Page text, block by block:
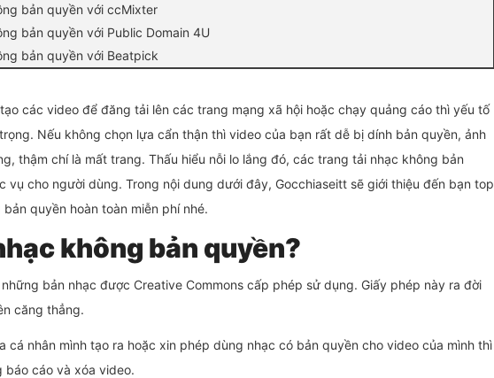
bản quyền với ccMixter
bản quyền với Public Domain 4U
bản quyền với Beatpick
các video để đăng tải lên các trang mạng xã hội hoặc chạy quảng cáo thì yếu tố
Nếu không chọn lựa cẩn thận thì video của bạn rất dễ bị dính bản quyền, ảnh
thậm chí là mất trang. Thấu hiểu nỗi lo lắng đó, các trang tải nhạc không bản
vụ cho người dùng. Trong nội dung dưới đây, Gocchiaseitt sẽ giới thiệu đến bạn top
quyền hoàn toàn miễn phí nhé.
không bản quyền?
bản nhạc được Creative Commons cấp phép sử dụng. Giấy phép này ra đời
căng thẳng.
cá nhân mình tạo ra hoặc xin phép dùng nhạc có bản quyền cho video của mình thì
báo cáo và xóa video.